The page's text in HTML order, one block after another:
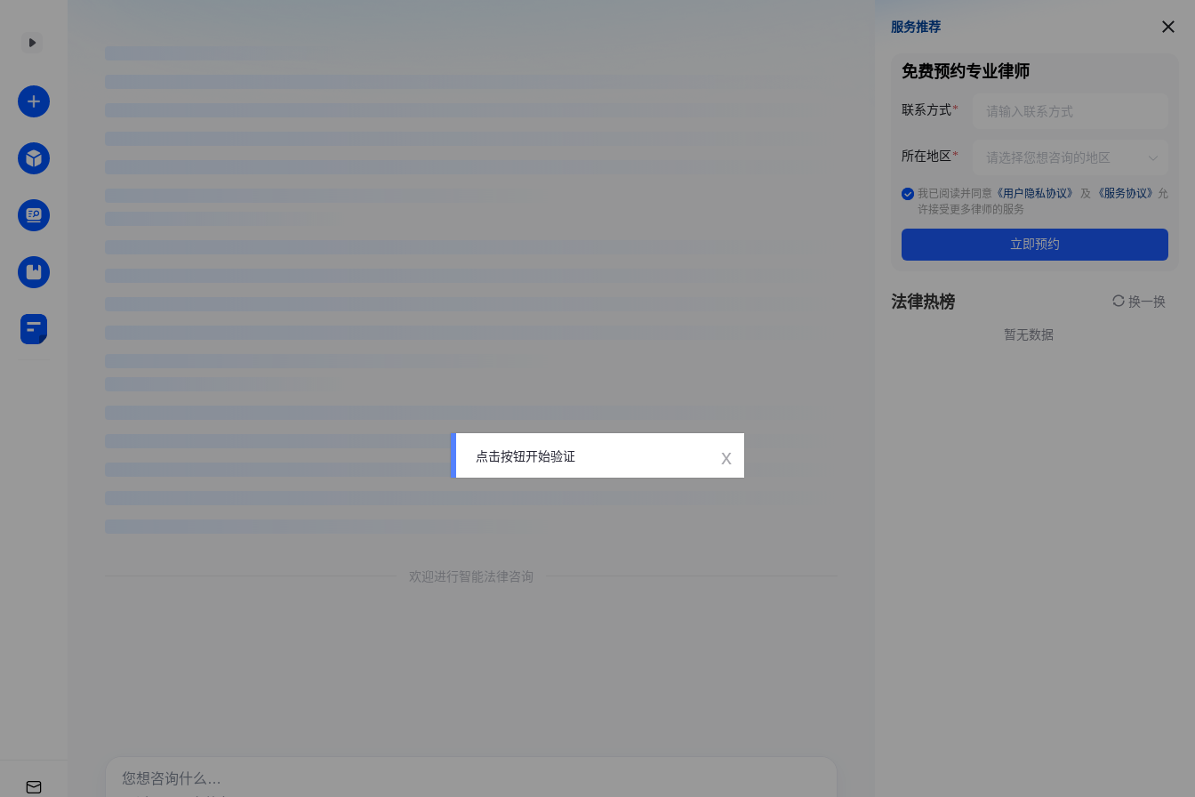
欢迎进行智能法律咨询
服务推荐
服务推荐
免费预约专业律师
联系方式
所在地区
我已阅读并同意 《用户隐私协议》 及 《服务协议》 允
许接受更多律师的服务
立即预约
法律热榜 换一换
暂无数据
点击按钮开始验证 x